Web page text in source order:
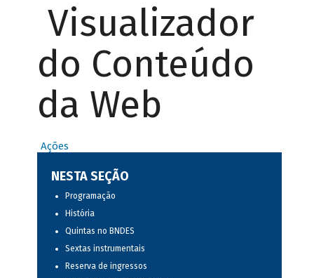
Visualizador
do Conteúdo
da Web
Ações
NESTA SEÇÃO
Programação
História
Quintas no BNDES
Sextas instrumentais
Reserva de ingressos